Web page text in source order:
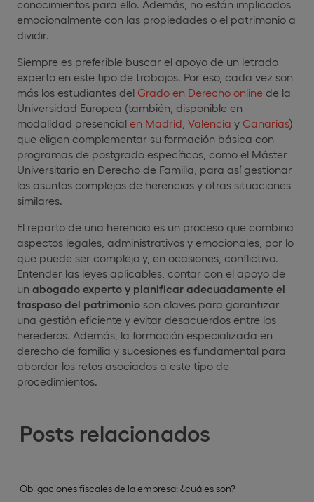
Posts relacionados
Obligaciones fiscales de la empresa: ¿cuáles son?
conocimientos para ello. Además, no están implicados
emocionalmente con las propiedades o el patrimonio a
dividir.
Siempre es preferible buscar el apoyo de un letrado
experto en este tipo de trabajos. Por eso, cada vez son
más los estudiantes del Grado en Derecho online de la
Universidad Europea (también, disponible en
modalidad presencial en Madrid Valencia y Canarias)
que eligen complementar su formación básica con
programas de postgrado específicos, como el Máster
Universitario en Derecho de Familia, para así gestionar
los asuntos complejos de herencias y otras situaciones
similares.
El reparto de una herencia es un proceso que combina
aspectos legales, administrativos y emocionales, por lo
que puede ser complejo y, en ocasiones, conflictivo.
Entender las leyes aplicables, contar con el apoyo de
un abogado experto y planificar adecuadamente el
traspaso del patrimonio son claves para garantizar
una gestión eficiente y evitar desacuerdos entre los
herederos. Además, la formación especializada en
derecho de familia y sucesiones es fundamental para
abordar los retos asociados a este tipo de
procedimientos.